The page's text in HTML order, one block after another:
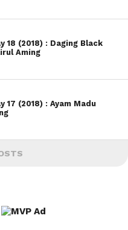
18 (2018) : Daging Black
Aming
17 (2018) : Ayam Madu